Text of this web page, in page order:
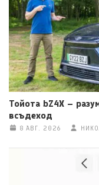
Тойота bZ4X –
всъдеход
8 АВГ. 2026